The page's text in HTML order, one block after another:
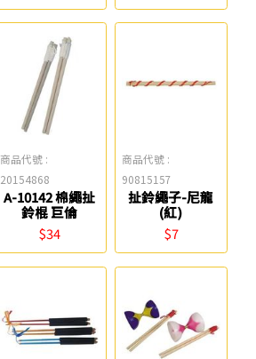
商品代號 :
20154868
A-10142 棉繩扯
鈴棍 巨倫
$34
商品代號 :
90815157
扯鈴繩子-尼龍
(紅)
$7